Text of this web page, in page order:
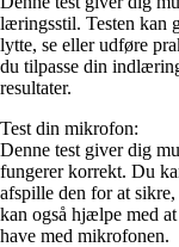
læringsstil. Testen kan
lytte, se eller udføre
du tilpasse din
resultater.
Test din mikrofon:
Denne test giver dig
fungerer korrekt. Du
afspille den for at
kan også hjælpe med
have med mikrofonen.